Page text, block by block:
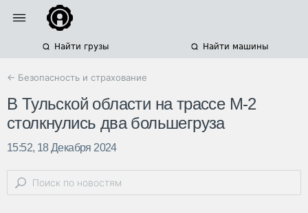
Найти грузы Найти машины
← Безопасность и страхование
В Тульской области на трассе М-2
столкнулись два большегруза
15:52, 18 Декабря 2024